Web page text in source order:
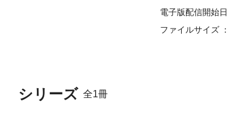
シリーズ 全1冊
電子版配信開始日
ファイルサイズ